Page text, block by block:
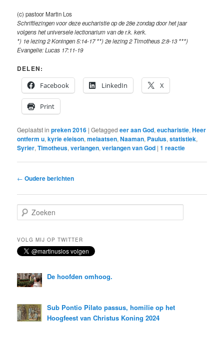
(c) pastoor Martin Los
Schriftlezingen voor deze eucharistie op de 28e zondag door het jaar
volgens het universele lectionarium van de r.k. kerk.
*) 1e lezing 2 Koningen 5:14-17 **) 2e lezing 2 Timotheus 2:8-13 ***)
Evangelie: Lucas 17:11-19
DELEN:
Facebook
LinkedIn X
Print
Geplaatst in preken 2016 |Getagged eer aan God,eucharistie,Heer
ontferm u,kyrie eleison,melaatsen,Naaman, Paulus,statistiek,
Syrier,Timotheus,verlangen,verlangen van God |1 reactie
Bericht
← Oudere berichten
o
k
e
n
VOLG MIJ OP TWITTER
De hoofden omhoog.
Sub Pontio Pilato passus, homilie op het
Hoogfeest van Christus Koning 2024